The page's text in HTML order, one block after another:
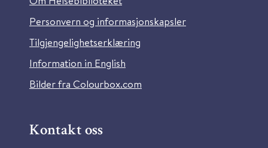
Personvern og informasjonskapsler
Tilgjengelighetserklæring
Information in English
Bilder fra Colourbox.com
Kontakt oss